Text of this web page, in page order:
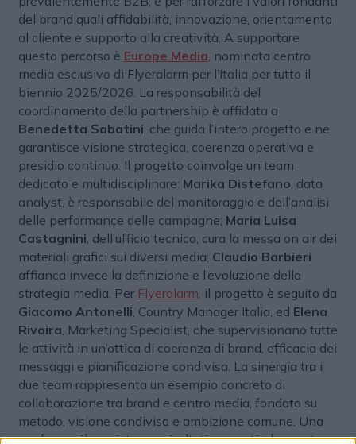
del brand quali affidabilità, innovazione, orientamento
al cliente e supporto alla creatività. A supportare
questo percorso è Europe Media , nominata centro
media esclusivo di Flyeralarm per l’Italia per tutto il
biennio 2025/2026. La responsabilità del
coordinamento della partnership è affidata a
Benedetta Sabatini , che guida l’intero progetto e ne
garantisce visione strategica, coerenza operativa e
presidio continuo. Il progetto coinvolge un team
dedicato e multidisciplinare: Marika Distefano , data
analyst, è responsabile del monitoraggio e dell’analisi
delle performance delle campagne; Maria Luisa
Castagnini , dell’ufficio tecnico, cura la messa on air dei
materiali grafici sui diversi media; Claudio Barbieri
affianca invece la definizione e l’evoluzione della
strategia media. Per Flyeralarm , il progetto è seguito da
Giacomo Antonelli , Country Manager Italia, ed Elena
Rivoira , Marketing Specialist, che supervisionano tutte
le attività in un’ottica di coerenza di brand, efficacia dei
messaggi e pianificazione condivisa. La sinergia tra i
due team rappresenta un esempio concreto di
collaborazione tra brand e centro media, fondato su
metodo, visione condivisa e ambizione comune. Una
roadmap già avviata con risultati concreti, che punta a